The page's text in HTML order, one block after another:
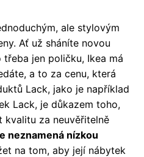
ale stylovým
Ať už sháníte novou
jen poličku, Ikea má
a to za cenu, která
Lack, jako je například
Lack, je důkazem toho,
kvalitu za neuvěřitelně
neznamená nízkou
na tom, aby její nábytek